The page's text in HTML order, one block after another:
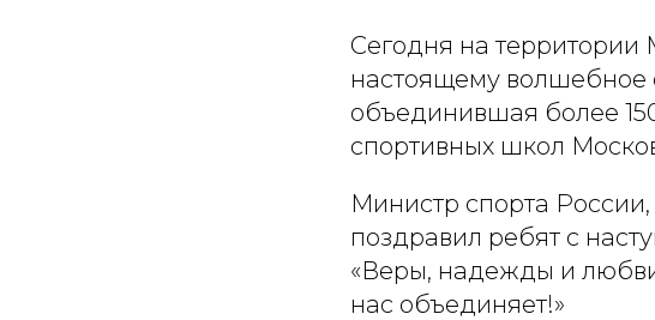
Сегодня на территории
настоящему волшебное
объединившая более
спортивных школ
Министр спорта России,
поздравил ребят с
«Веры, надежды и
нас объединяет!»